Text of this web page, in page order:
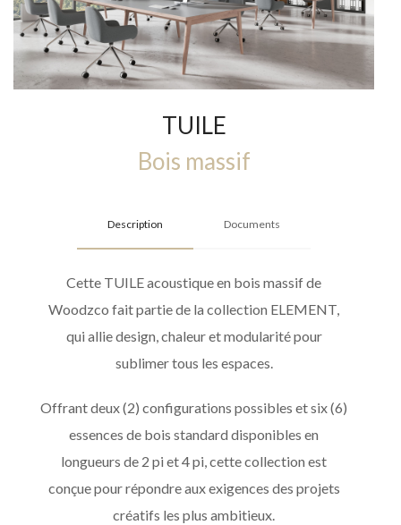
TUILE
Bois massif
Description Documents
Cette TUILE acoustique en bois massif de
Woodzco fait partie de la collection ELEMENT,
qui allie design, chaleur et modularité pour
sublimer tous les espaces.
Offrant deux (2) configurations possibles et six (6)
essences de bois standard disponibles en
longueurs de 2 pi et 4 pi, cette collection est
conçue pour répondre aux exigences des projets
créatifs les plus ambitieux.